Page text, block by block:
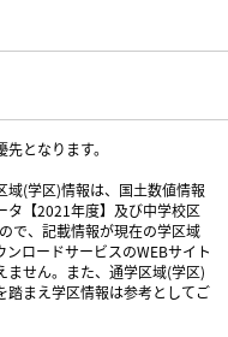
となります。
域(学区)情報は、国土数値情報
タ【2021年度】及び中学校区
で、記載情報が現在の学区域
ロードサービスのWEBサイト
ません。また、通学区域(学区)
踏まえ学区情報は参考としてご